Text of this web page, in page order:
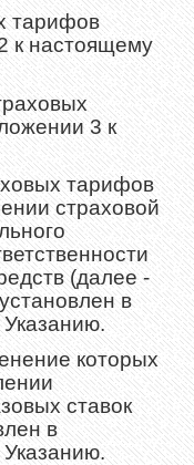
тарифов
к настоящему
3 к
тарифов
страховой
(далее -
в
которых
ставок
в